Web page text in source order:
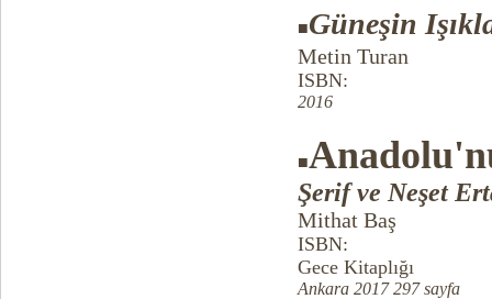
■Güneşin
Metin Turan
ISBN:
2016
■
Şerif ve Neşet
Mithat Baş
ISBN:
Gece Kitaplığı
Ankara 2017 297 sayfa